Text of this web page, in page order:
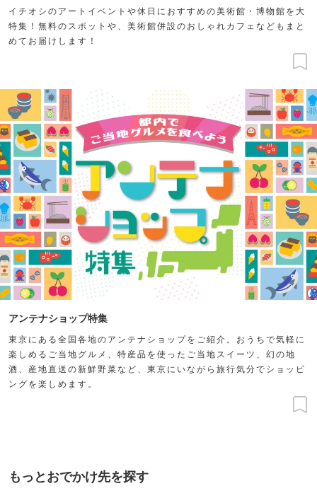
イチオシのアートイベントや休日におすすめの美術館・博物館を大
特集！無料のスポットや、美術館併設のおしゃれカフェなどもまと
めてお届けします！
アンテナショップ特集
東京にある全国各地のアンテナショップをご紹介。おうちで気軽に
楽しめるご当地グルメ、特産品を使ったご当地スイーツ、幻の地
酒、産地直送の新鮮野菜など、東京にいながら旅行気分でショッピ
ングを楽しめます。
もっとおでかけ先を探す